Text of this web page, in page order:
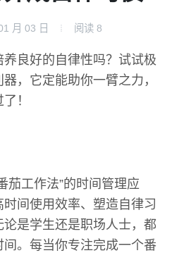
月 03 日 阅读 8
良好的自律性吗？试试极
，它定能助你一臂之力，
！
茄工作法”的时间管理应
间使用效率、塑造自律习
是学生还是职场人士，都
。每当你专注完成一个番